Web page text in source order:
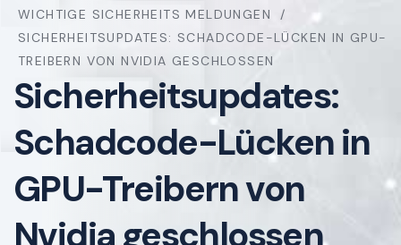
WICHTIGE SICHERHEITS MELDUNGEN
SICHERHEITSUPDATES: SCHADCODE-LÜCKEN IN GPU-
TREIBERN VON NVIDIA GESCHLOSSEN
Sicherheitsupdates:
Schadcode-Lücken in
GPU-Treibern von
Nvidia geschlossen